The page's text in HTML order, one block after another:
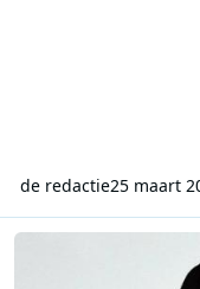
de redactie25 maart
Evelien en Marlies